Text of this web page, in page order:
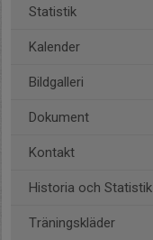
Statistik
Kalender
Bildgalleri
Dokument
Kontakt
Historia och Statistik
Träningskläder